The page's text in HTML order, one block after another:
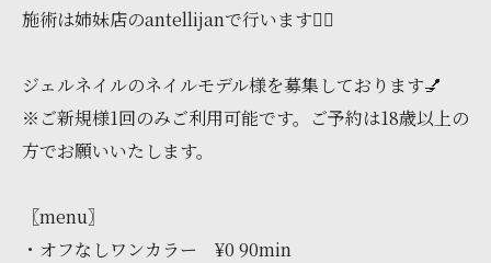
施術は姉妹店のantellijanで行います🙇‍♀️
ジェルネイルのネイルモデル様を募集しております💅
※ご新規様1回のみご利用可能です。ご予約は18歳以上の
方でお願いいたします。
〖menu〗
・オフなしワンカラー ¥0 90min